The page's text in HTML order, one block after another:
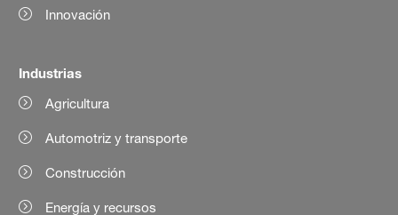
Innovación
Industrias
Agricultura
Automotriz y transporte
Construcción
Energía y recursos